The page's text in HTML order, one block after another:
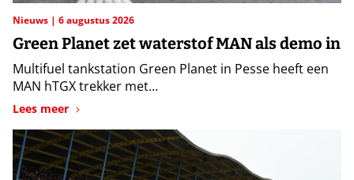
Nieuws 6 augustus 2026
Green Planet zet waterstof MAN als demo in
Multifuel tankstation Green Planet in Pesse heeft een
MAN hTGX trekker met...
Lees meer